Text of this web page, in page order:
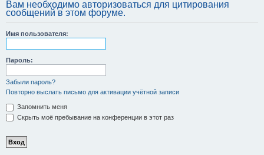
с
Вам необходимо авторизоваться для цитирования
сообщений в этом форуме.
Имя пользователя:
Пароль:
Забыли пароль?
Повторно выслать письмо для активации учётной записи
Запомнить меня
Скрыть моё пребывание на конференции в этот раз